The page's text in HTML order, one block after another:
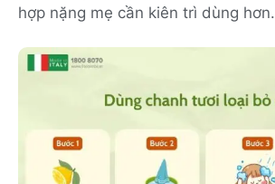
hợp nặng mẹ cần kiên trì dùng hơn.